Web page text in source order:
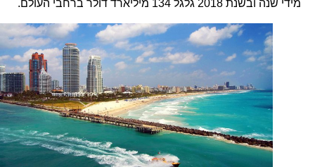
מידי שנה ובשנת 2018 גלגל 134 מיליארד דולר ברחבי העולם.